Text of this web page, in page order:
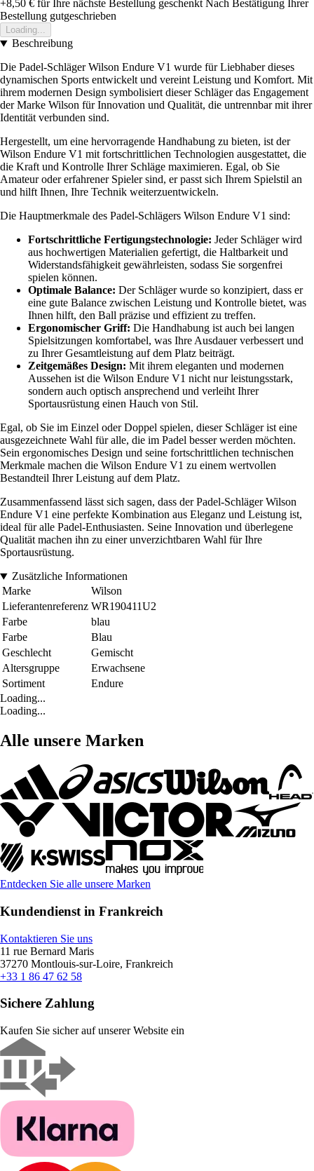
+8,50 € für Ihre nächste Bestellung geschenkt Nach Bestätigung Ihrer
Bestellung gutgeschrieben
Loading...
Beschreibung
Die Padel-Schläger Wilson Endure V1 wurde für Liebhaber dieses
dynamischen Sports entwickelt und vereint Leistung und Komfort. Mit
ihrem modernen Design symbolisiert dieser Schläger das Engagement
der Marke Wilson für Innovation und Qualität, die untrennbar mit ihrer
Identität verbunden sind.
Hergestellt, um eine hervorragende Handhabung zu bieten, ist der
Wilson Endure V1 mit fortschrittlichen Technologien ausgestattet, die
die Kraft und Kontrolle Ihrer Schläge maximieren. Egal, ob Sie
Amateur oder erfahrener Spieler sind, er passt sich Ihrem Spielstil an
und hilft Ihnen, Ihre Technik weiterzuentwickeln.
Die Hauptmerkmale des Padel-Schlägers Wilson Endure V1 sind:
Fortschrittliche Fertigungstechnologie: Jeder Schläger wird
aus hochwertigen Materialien gefertigt, die Haltbarkeit und
Widerstandsfähigkeit gewährleisten, sodass Sie sorgenfrei
spielen können.
Optimale Balance: Der Schläger wurde so konzipiert, dass er
eine gute Balance zwischen Leistung und Kontrolle bietet, was
Ihnen hilft, den Ball präzise und effizient zu treffen.
Ergonomischer Griff: Die Handhabung ist auch bei langen
Spielsitzungen komfortabel, was Ihre Ausdauer verbessert und
zu Ihrer Gesamtleistung auf dem Platz beiträgt.
Zeitgemäßes Design: Mit ihrem eleganten und modernen
Aussehen ist die Wilson Endure V1 nicht nur leistungsstark,
sondern auch optisch ansprechend und verleiht Ihrer
Sportausrüstung einen Hauch von Stil.
Egal, ob Sie im Einzel oder Doppel spielen, dieser Schläger ist eine
ausgezeichnete Wahl für alle, die im Padel besser werden möchten.
Sein ergonomisches Design und seine fortschrittlichen technischen
Merkmale machen die Wilson Endure V1 zu einem wertvollen
Bestandteil Ihrer Leistung auf dem Platz.
Zusammenfassend lässt sich sagen, dass der Padel-Schläger Wilson
Endure V1 eine perfekte Kombination aus Eleganz und Leistung ist,
ideal für alle Padel-Enthusiasten. Seine Innovation und überlegene
Qualität machen ihn zu einer unverzichtbaren Wahl für Ihre
Sportausrüstung.
Zusätzliche Informationen
Marke
Wilson
Lieferantenreferenz WR190411U2
Farbe
blau
Farbe
Blau
Geschlecht
Gemischt
Altersgruppe
Erwachsene
Sortiment
Endure
Loading...
Loading...
Alle unsere Marken
Entdecken Sie alle unsere Marken
Kundendienst in Frankreich
Kontaktieren Sie uns
11 rue Bernard Maris
37270 Montlouis-sur-Loire, Frankreich
+33 1 86 47 62 58
Sichere Zahlung
Kaufen Sie sicher auf unserer Website ein